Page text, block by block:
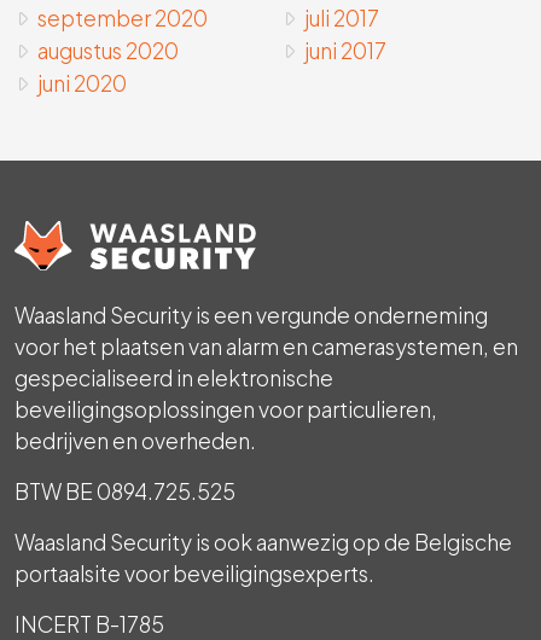
september 2020
augustus 2020
juni 2020
juli 2017
juni 2017
Waasland Security is een vergunde onderneming
voor het plaatsen van alarm en camerasystemen, en
gespecialiseerd in elektronische
beveiligingsoplossingen voor particulieren,
bedrijven en overheden.
BTW BE 0894.725.525
Waasland Security is ook aanwezig op de Belgische
portaalsite voor beveiligingsexperts.
INCERT B-1785